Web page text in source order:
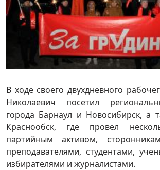
В ходе своего двухдневного
Николаевич посетил
города Барнаул и Новосибирск, а
Краснообск, где провел
партийным активом,
преподавателями, студентами,
избирателями и журналистами.